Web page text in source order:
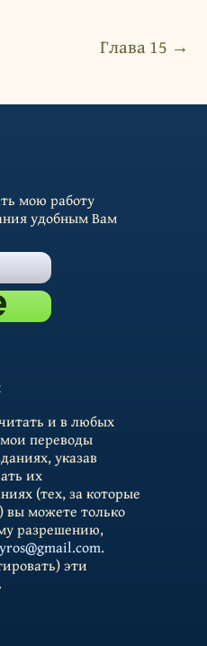
Глава 15 →
мою работу
удобным Вам
и в любых
переводы
указав
их
(тех, за которые
вы можете только
разрешению,
.
эти